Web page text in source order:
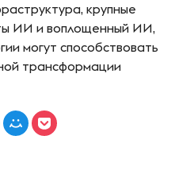
крупные
ИИ и воплощенный ИИ,
могут способствовать
трансформации